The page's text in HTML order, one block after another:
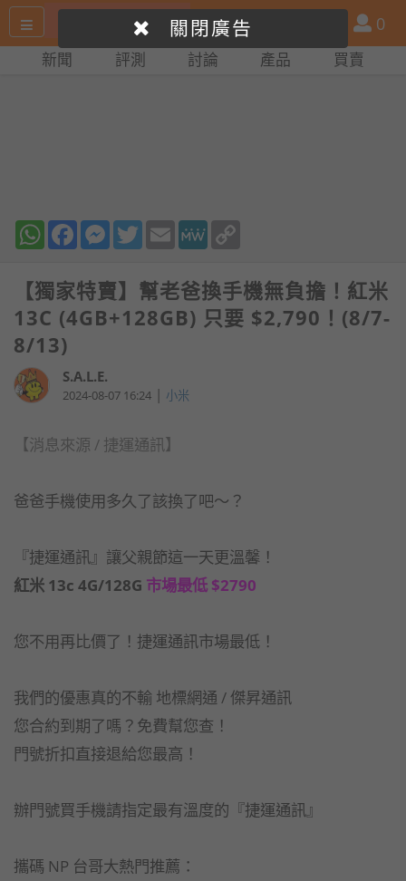
尋
產
品
比
會
員
0
新聞 評測 討論 產品 買賣
WhatsAppFacebookMessenger
TwitterEmail MeWe
【獨家特賣】幫老爸換手機無負擔！紅米
13C (4GB+128GB) 只要 $2,790！(8/7-
8/13)
S.A.L.E.
2024-08-07 16:24 | 小米
【消息來源 / 捷運通訊】
爸爸手機使用多久了該換了吧～？
『捷運通訊』讓父親節這一天更溫馨！
紅米 13c 4G/128G 市場最低 $2790
您不用再比價了！捷運通訊市場最低！
我們的優惠真的不輸 地標網通 / 傑昇通訊
您合約到期了嗎？免費幫您查！
門號折扣直接退給您最高！
辦門號買手機請指定最有溫度的『捷運通訊』
攜碼 NP 台哥大熱門推薦：
關閉廣告